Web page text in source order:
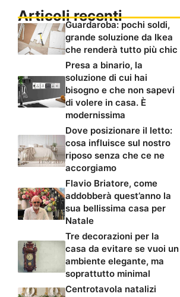
Articoli recenti
Guardaroba: pochi soldi,
grande soluzione da Ikea
che renderà tutto più chic
Presa a binario, la
soluzione di cui hai
bisogno e che non sapevi
di volere in casa. È
modernissima
Dove posizionare il letto:
cosa influisce sul nostro
riposo senza che ce ne
accorgiamo
Flavio Briatore, come
addobberà quest’anno la
sua bellissima casa per
Natale
Tre decorazioni per la
casa da evitare se vuoi un
ambiente elegante, ma
soprattutto minimal
Centrotavola natalizi